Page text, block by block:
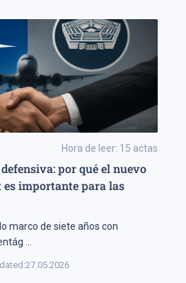
Hora de leer: 15 actas
por qué el nuevo
es importante para las
marco de siete años con
27.05.2026